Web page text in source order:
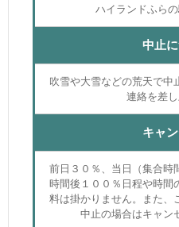
ハイランドふら
中止
吹雪や大雪などの荒天で中
連絡を差し
キャ
前日３０％、当日（集合時
時間後１００％日程や時間
料は掛かりません。また、
中止の場合はキャン